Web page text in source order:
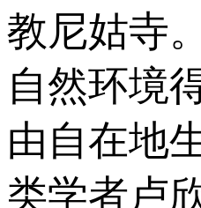
教尼姑寺
自然环境
由自在地
类学者卢